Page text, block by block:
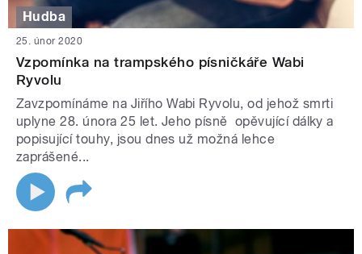
Hudba
25. únor 2020
Vzpomínka na trampského písničkáře Wabi
Ryvolu
Zavzpomínáme na Jiřího Wabi Ryvolu, od jehož smrti
uplyne 28. února 25 let. Jeho písně opěvující dálky a
popisující touhy, jsou dnes už možná lehce
zaprášené...